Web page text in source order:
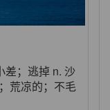
差；逃掉 n. 沙
荒凉的；不毛